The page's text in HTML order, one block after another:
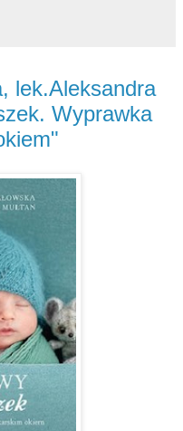
lek.Aleksandra
Wyprawka